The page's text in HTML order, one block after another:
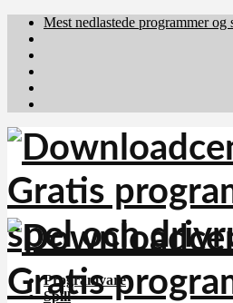
Mest nedlastede programmer
Programvare
Spill